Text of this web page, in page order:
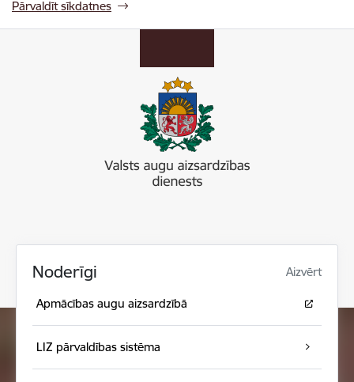
Pārvaldīt sīkdatnes
Noderīgi Aizvērt
Apmācības augu aizsardzībā
LIZ pārvaldības sistēma